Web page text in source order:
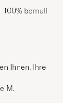
100% bomull
Ihnen, Ihre
M.